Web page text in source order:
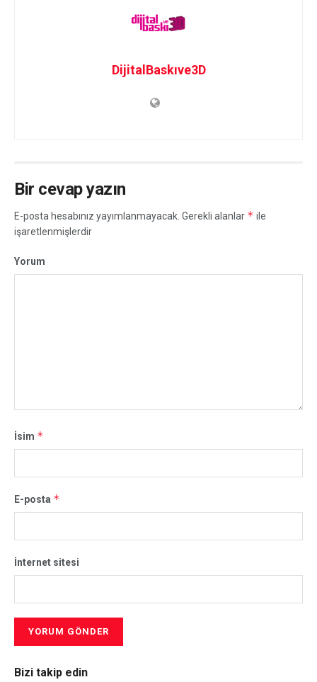
DijitalBaskıve3D
Bir cevap yazın
E-posta hesabınız yayımlanmayacak. Gerekli alanlar * ile
işaretlenmişlerdir
Yorum
İsim *
E-posta *
İnternet sitesi
Bizi takip edin